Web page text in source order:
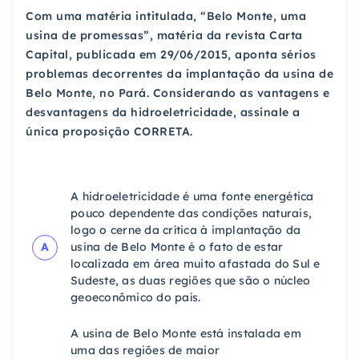
Com uma matéria intitulada, “Belo Monte, uma
usina de promessas”, matéria da revista Carta
Capital, publicada em 29/06/2015, aponta sérios
problemas decorrentes da implantação da usina de
Belo Monte, no Pará. Considerando as vantagens e
desvantagens da hidroeletricidade, assinale a
única proposição CORRETA.
A
A hidroeletricidade é uma fonte energética
pouco dependente das condições naturais,
logo o cerne da crítica à implantação da
usina de Belo Monte é o fato de estar
localizada em área muito afastada do Sul e
Sudeste, as duas regiões que são o núcleo
geoeconômico do país.
A usina de Belo Monte está instalada em
uma das regiões de maior